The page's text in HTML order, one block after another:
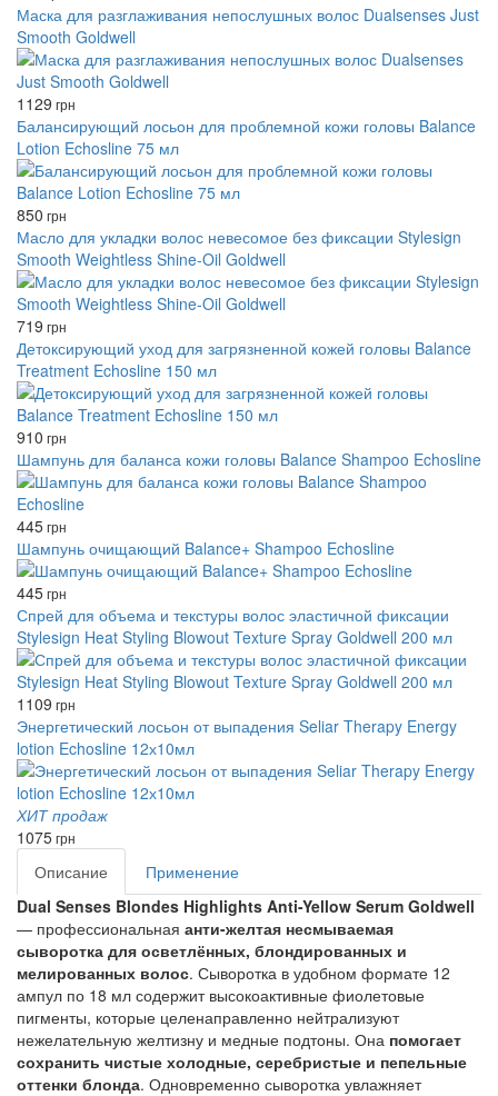
Маска для разглаживания непослушных волос Dualsenses Just
Smooth Goldwell
1129 грн
Балансирующий лосьон для проблемной кожи головы Balance
Lotion Echosline 75 мл
850 грн
Масло для укладки волос невесомое без фиксации Stylesign
Smooth Weightless Shine-Oil Goldwell
719 грн
Детоксирующий уход для загрязненной кожей головы Balance
Treatment Echosline 150 мл
910 грн
Шампунь для баланса кожи головы Balance Shampoo Echosline
445грн
Шампунь очищающий Balance+ Shampoo Echosline
445грн
Спрей для объема и текстуры волос эластичной фиксации
Stylesign Heat Styling Blowout Texture Spray Goldwell 200 мл
1109 грн
Энергетический лосьон от выпадения Seliar Therapy Energy
lotion Echosline 12х10мл
ХИТ продаж
1075грн
Описание
Применение
Dual Senses Blondes Highlights Anti-Yellow Serum Goldwell
— профессиональная анти-желтая несмываемая
сыворотка для осветлённых, блондированных и
мелированных волос. Сыворотка в удобном формате 12
ампул по 18 мл содержит высокоактивные фиолетовые
пигменты, которые целенаправленно нейтрализуют
нежелательную желтизну и медные подтоны. Она помогает
сохранить чистые холодные, серебристые и пепельные
оттенки блонда. Одновременно сыворотка увлажняет